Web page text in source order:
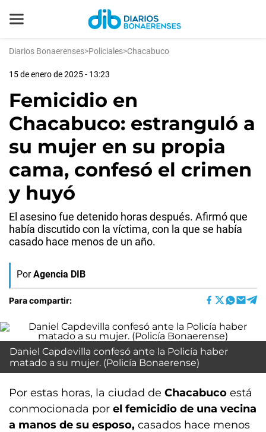
Diarios Bonaerenses>Policiales>Chacabuco
15 de enero de 2025 - 13:23
Femicidio en
Chacabuco: estranguló a
su mujer en su propia
cama, confesó el crimen
y huyó
El asesino fue detenido horas después. Afirmó que
había discutido con la víctima, con la que se había
casado hace menos de un año.
Por Agencia DIB
Para compartir:
Daniel Capdevilla confesó ante la Policía haber
matado a su mujer. (Policía Bonaerense)
Por estas horas, la ciudad de Chacabuco está
conmocionada por el femicidio de una vecina
a manos de su esposo, casados hace menos